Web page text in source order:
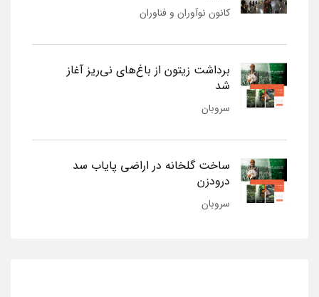
کانون نوآوران و فناوران
برداشت زیتون از باغ‌های نی‌ریز آغاز
شد
سروبان
ساخت گلخانه در اراضی پایاب سد
درودزن
سروبان